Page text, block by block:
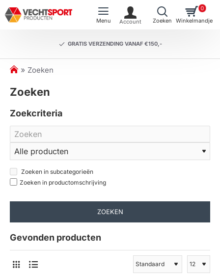
GRATIS VERZENDING VANAF €150,-
0
h
m
Zoeken
Zoeken
Zoekcriteria
Zoeken in subcategorieën
Zoeken in productomschrijving
ZOEKEN
Gevonden producten